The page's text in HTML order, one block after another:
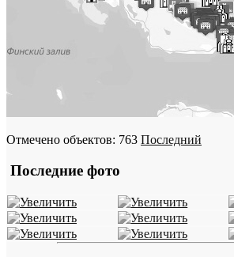
Отмечено объектов: 763 Последний
Последние фото